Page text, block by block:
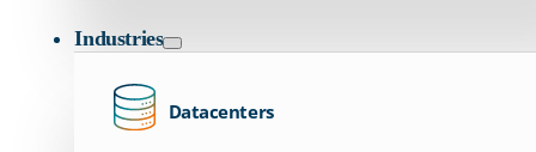
Industries
Datacenters